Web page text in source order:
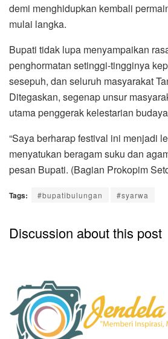
demi menghidupkan kembali
mulai langka.
Bupati tidak lupa menyampaikan
penghormatan setinggi-tingginya
sesepuh, dan seluruh masyarakat
Ditegaskan, segenap unsur
utama penggerak kelestarian
“Saya berharap festival ini menjadi
menyatukan beragam suku dan
pesan Bupati. (Bagian Prokopim
Tags: #bupatibulungan #syarwa
Discussion about this post